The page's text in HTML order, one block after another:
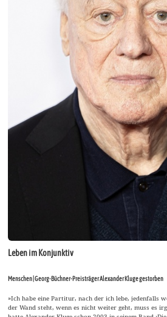
Leben im Konjunktiv
Menschen | Georg-Büchner-Preisträger Alexander Kluge gestorben
»Ich habe eine Partitur, nach der ich lebe, jedenfalls
der Wand steht, wenn es nicht weiter geht, muss es